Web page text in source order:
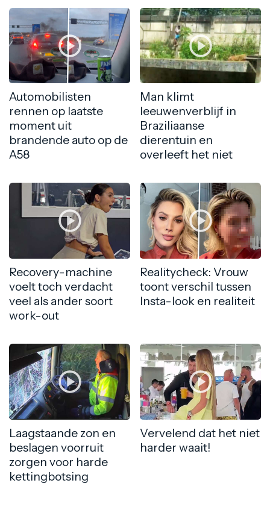
Automobilisten
rennen op laatste
moment uit
brandende auto op de
A58
Man klimt
leeuwenverblijf in
Braziliaanse
dierentuin en
overleeft het niet
Recovery-machine
voelt toch verdacht
veel als ander soort
work-out
Realitycheck: Vrouw
toont verschil tussen
Insta-look en realiteit
Laagstaande zon en
beslagen voorruit
zorgen voor harde
kettingbotsing
Vervelend dat het niet
harder waait!